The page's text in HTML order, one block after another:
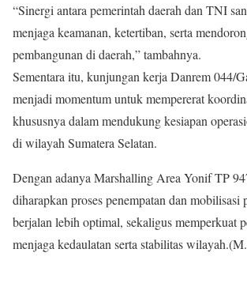
“Sinergi antara pemerintah daerah dan TNI
menjaga keamanan, ketertiban, serta
pembangunan di daerah,” tambahnya.
Sementara itu, kunjungan kerja Danrem 044/
menjadi momentum untuk mempererat
khususnya dalam mendukung kesiapan
di wilayah Sumatera Selatan.
Dengan adanya Marshalling Area Yonif TP
diharapkan proses penempatan dan mobilisasi
berjalan lebih optimal, sekaligus memperkuat
menjaga kedaulatan serta stabilitas